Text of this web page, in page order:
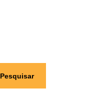
Pesquisar